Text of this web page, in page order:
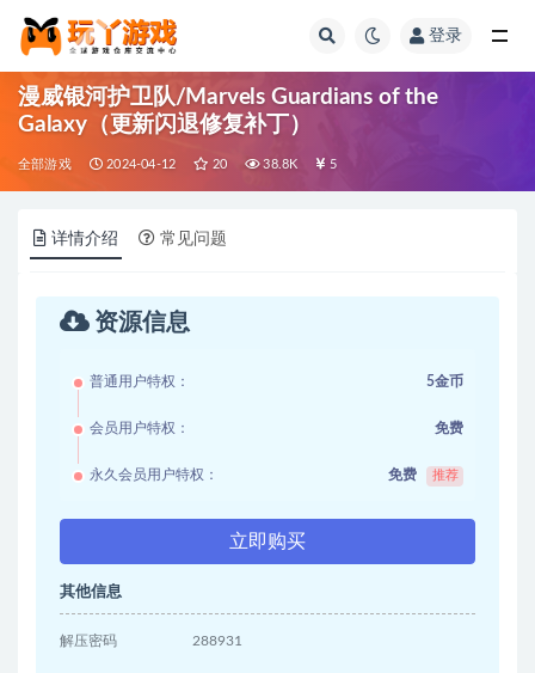
登录
漫威银河护卫队/Marvels Guardians of the
Galaxy（更新闪退修复补丁）
全部游戏 2024-04-12 20 38.8K 5
详情介绍 常见问题
资源信息
普通用户特权： 5金币
会员用户特权： 免费
永久会员用户特权： 免费 推荐
立即购买
其他信息
解压密码 288931